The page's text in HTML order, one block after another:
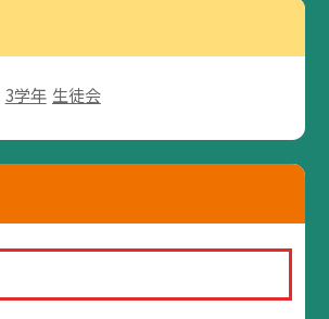
3学年 生徒会